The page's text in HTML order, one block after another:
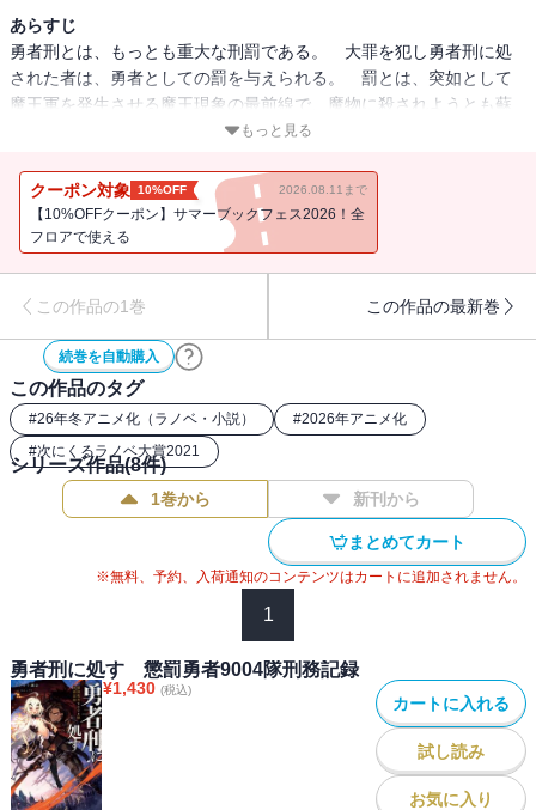
あらすじ
勇者刑とは、もっとも重大な刑罰である。 大罪を犯し勇者刑に処
された者は、勇者としての罰を与えられる。 罰とは、突如として
魔王軍を発生させる魔王現象の最前線で、魔物に殺されようとも蘇
生され戦い続けなければならないというもの。 数百年戦いを止め
リスト、成功率ゼロの暗殺者など、全員が性格破綻者で構成される
懲罰勇者部隊。 彼らのリーダーであり、《女神殺し》の罪で自身
も勇者刑に処された元聖騎士団長のザイロ・フォルバーツは、戦の
気です。勝利の暁には頭をなでてくださいね」 二人が契約を交わ
すとき、絶望に覆われた世界を変える儚くも熾烈な英雄の物語が幕
を開ける。
もっと見る
クーポン対象 10%OFF 2026.08.11まで
【10%OFFクーポン】サマーブックフェス2026！全
フロアで使える
この作品の1巻 この作品の最新巻
続巻を自動購入
この作品のタグ
#26年冬アニメ化（ラノベ・小説） #2026年アニメ化
#次にくるラノベ大賞2021
シリーズ作品(8件)
1巻から 新刊から
まとめてカート
※無料、予約、入荷通知のコンテンツはカートに追加されません。
1
勇者刑に処す 懲罰勇者9004隊刑務記録
¥1,430 (税込)
カートに入れる
試し読み
お気に入り